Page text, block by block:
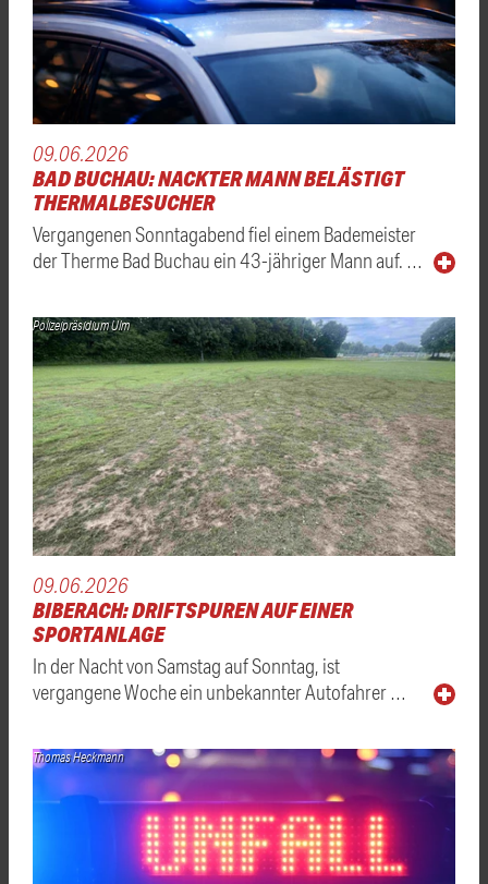
09.06.2026
BAD BUCHAU: NACKTER MANN BELÄSTIGT
THERMALBESUCHER
Vergangenen Sonntagabend fiel einem Bademeister
der Therme Bad Buchau ein 43-jähriger Mann auf. …
Polizeipräsidium Ulm
09.06.2026
BIBERACH: DRIFTSPUREN AUF EINER
SPORTANLAGE
In der Nacht von Samstag auf Sonntag, ist
vergangene Woche ein unbekannter Autofahrer …
Thomas Heckmann